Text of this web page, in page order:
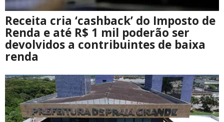
Receita cria ‘cashback’ do Imposto de
Renda e até R$ 1 mil poderão ser
devolvidos a contribuintes de baixa
renda